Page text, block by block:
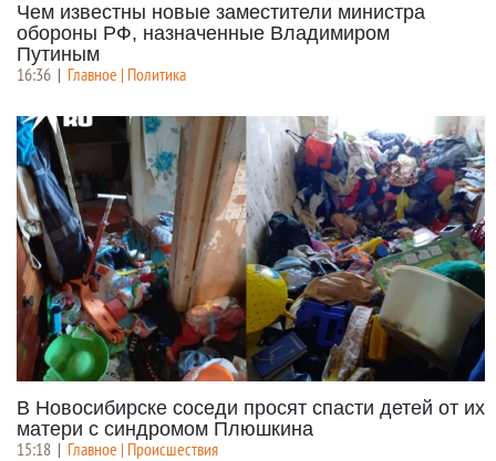
Чем известны новые заместители министра
обороны РФ, назначенные Владимиром
Путиным
16:36 | Главное | Политика
В Новосибирске соседи просят спасти детей от их
матери с синдромом Плюшкина
15:18 | Главное | Происшествия